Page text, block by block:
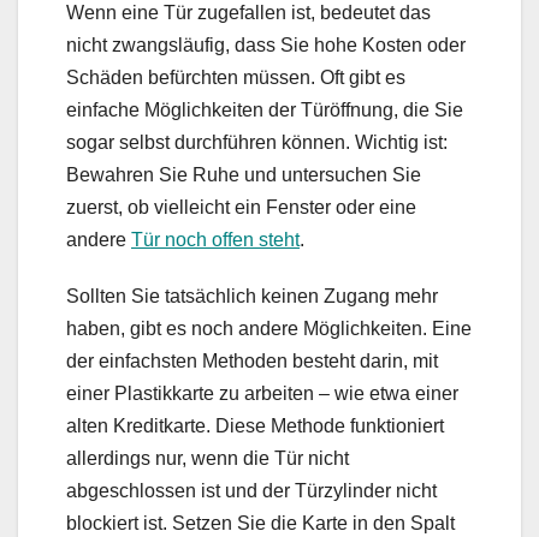
Wenn eine Tür zugefallen ist, bedeutet das
nicht zwangsläufig, dass Sie hohe Kosten oder
Schäden befürchten müssen. Oft gibt es
einfache Möglichkeiten der Türöffnung, die Sie
sogar selbst durchführen können. Wichtig ist:
Bewahren Sie Ruhe und untersuchen Sie
zuerst, ob vielleicht ein Fenster oder eine
andere Tür noch offen steht.
Sollten Sie tatsächlich keinen Zugang mehr
haben, gibt es noch andere Möglichkeiten. Eine
der einfachsten Methoden besteht darin, mit
einer Plastikkarte zu arbeiten – wie etwa einer
alten Kreditkarte. Diese Methode funktioniert
allerdings nur, wenn die Tür nicht
abgeschlossen ist und der Türzylinder nicht
blockiert ist. Setzen Sie die Karte in den Spalt